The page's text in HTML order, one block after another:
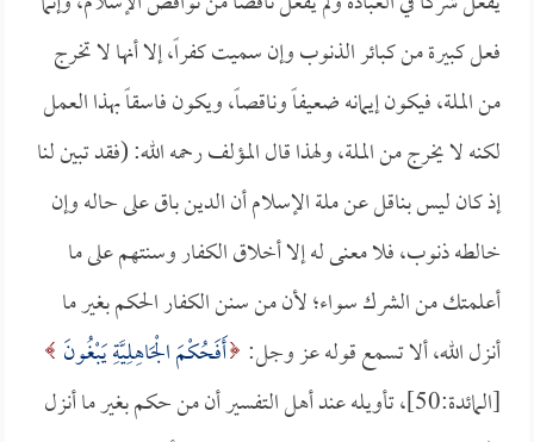
فعل كبيرة من كبائر الذنوب وإن سميت كفراً، إلا أنها لا تخرج
من الملة، فيكون إيمانه ضعيفاً وناقصاً، ويكون فاسقاً بهذا العمل
لكنه لا يخرج من الملة، ولهذا قال المؤلف رحمه الله: (فقد تبين لنا
إذ كان ليس بناقل عن ملة الإسلام أن الدين باق على حاله وإن
خالطه ذنوب، فلا معنى له إلا أخلاق الكفار وسنتهم على ما
أعلمتك من الشرك سواء؛ لأن من سنن الكفار الحكم بغير ما
أنزل الله، ألا تسمع قوله عز وجل: أَفَحُكْمَ الْجَاهِلِيَّةِ يَبْغُونَ
[المائدة:50]، تأويله عند أهل التفسير أن من حكم بغير ما أنزل